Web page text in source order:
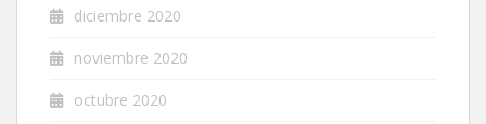
diciembre 2020
noviembre 2020
octubre 2020